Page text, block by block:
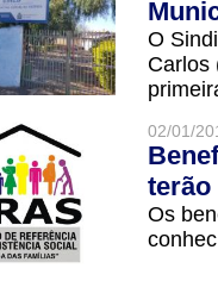
O
Carlos
02/01/
terão
Os